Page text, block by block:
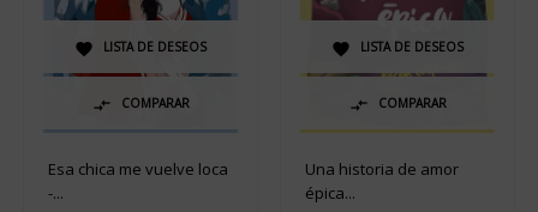
 LISTA DE DESEOS
 COMPARAR
Esa chica me vuelve loca
-...
 LISTA DE DESEOS
 COMPARAR
Una historia de amor
épica...